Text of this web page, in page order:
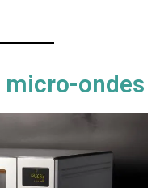
micro-ondes